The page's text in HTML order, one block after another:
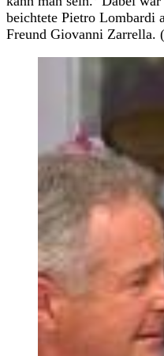
beichtete Pietro Lombardi
Freund Giovanni Zarrella.